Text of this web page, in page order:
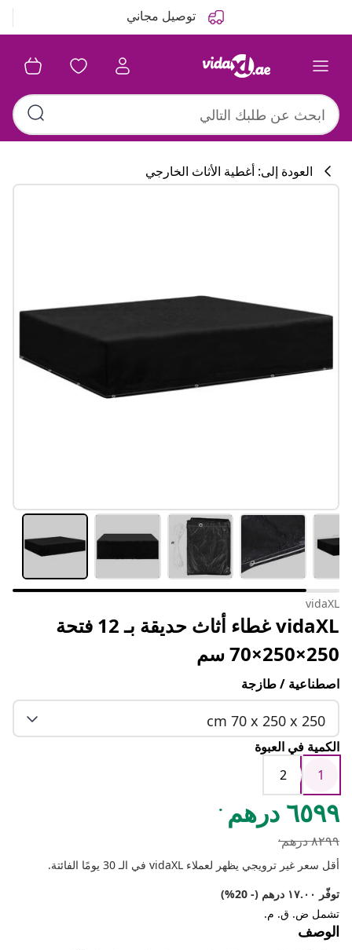
توصيل مجاني
العودة إلى: أغطية الأثاث الخارجي
vidaXL
vidaXL غطاء أثاث حديقة بـ 12 فتحة
250×250×70 سم
اصطناعية / طازجة
cm 70 x 250 x 250
الكمية في العبوة
1
2
٦٥٩٩ درهم .
٨٢٩٩ درهم .
أقل سعر غير ترويجي يظهر لعملاء vidaXL في الـ 30 يومًا الفائتة.
توفّر ١٧.٠٠ درهم (- 20%)
تشمل ض. ق. م.
الوصف